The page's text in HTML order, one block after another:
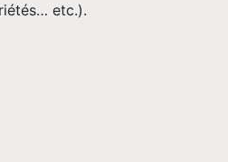
etc.).